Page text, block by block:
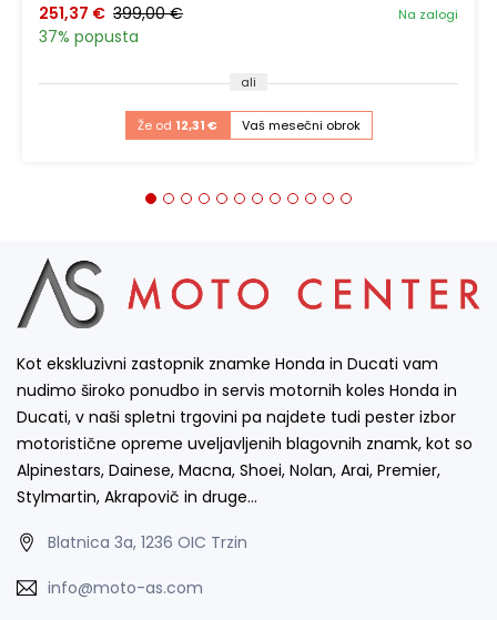
Na zalogi
251,37 € 399,00 €
37% popusta
ali
Že od 12,31 € Vaš mesečni obrok
Kot ekskluzivni zastopnik znamke Honda in Ducati vam
nudimo široko ponudbo in servis motornih koles Honda in
Ducati, v naši spletni trgovini pa najdete tudi pester izbor
motoristične opreme uveljavljenih blagovnih znamk, kot so
Alpinestars, Dainese, Macna, Shoei, Nolan, Arai, Premier,
Stylmartin, Akrapovič in druge…
Blatnica 3a, 1236 OIC Trzin
info@moto-as.com